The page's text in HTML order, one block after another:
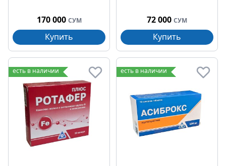
170 000 СУМ
Купить
72 000 СУМ
Купить
есть в наличии есть в наличии